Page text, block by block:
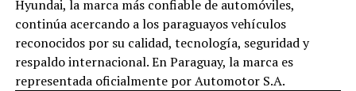
Hyundai, la marca más confiable de automóviles,
continúa acercando a los paraguayos vehículos
reconocidos por su calidad, tecnología, seguridad y
respaldo internacional. En Paraguay, la marca es
representada oficialmente por Automotor S.A.